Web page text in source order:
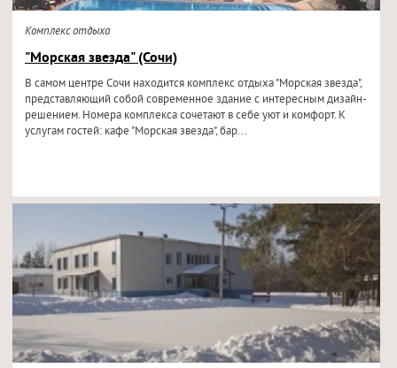
Комплекс отдыха
"Морская звезда" (Сочи)
В самом центре Сочи находится комплекс отдыха "Морская звезда",
представляющий собой современное здание с интересным дизайн-
решением. Номера комплекса сочетают в себе уют и комфорт. К
услугам гостей: кафе "Морская звезда", бар...